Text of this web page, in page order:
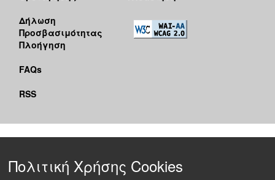
Δήλωση
Προσβασιμότητας
Πλοήγηση
FAQs
RSS
Πολιτική Χρήσης Cookies